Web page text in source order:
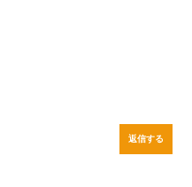
返信する